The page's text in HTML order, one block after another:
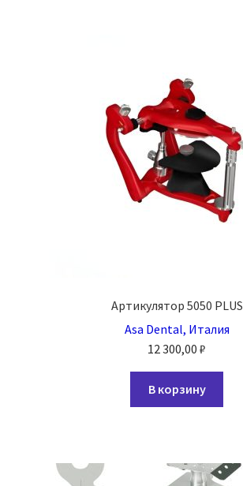
Артикулятор 5050 PLUS
Asa Dental, Италия
12 300,00 ₽
В корзину